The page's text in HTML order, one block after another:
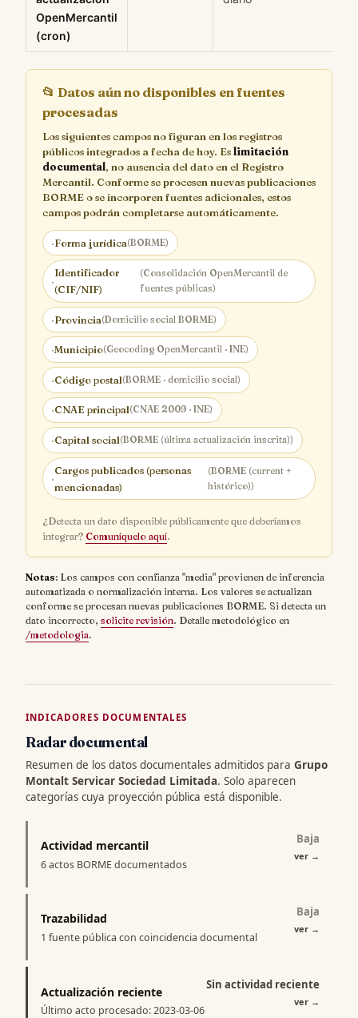
OpenMercantil
(cron)
📂 Datos aún no disponibles en fuentes
procesadas
Los siguientes campos no figuran en los registros
públicos integrados a fecha de hoy. Eslimitación
documental, no ausencia del dato en el Registro
Mercantil. Conforme se procesen nuevas publicaciones
BORME o se incorporen fuentes adicionales, estos
campos podrán completarse automáticamente.
·Forma jurídica(BORME)
·
Identificador
(CIF/NIF)
(Consolidación OpenMercantil de
fuentes públicas)
·Provincia(Domicilio social BORME)
·Municipio(Geocoding OpenMercantil · INE)
·Código postal(BORME · domicilio social)
·CNAE principal(CNAE 2009 · INE)
·Capital social(BORME (última actualización inscrita))
·
Cargos publicados (personas
mencionadas)
(BORME (current +
histórico))
¿Detecta un dato disponible públicamente que deberíamos
integrar? Comuníquelo aquí.
Notas: Los campos con confianza "media" provienen de inferencia
automatizada o normalización interna. Los valores se actualizan
conforme se procesan nuevas publicaciones BORME. Si detecta un
dato incorrecto, solicite revisión. Detalle metodológico en
/metodologia.
INDICADORES DOCUMENTALES
Radar documental
Resumen de los datos documentales admitidos para Grupo
Montalt Servicar Sociedad Limitada. Solo aparecen
categorías cuya proyección pública está disponible.
Actividad mercantil
6 actos BORME documentados
Baja
ver →
Trazabilidad
1 fuente pública con coincidencia documental
Baja
ver →
Actualización reciente
Último acto procesado: 2023-03-06
Sin actividad reciente
ver →